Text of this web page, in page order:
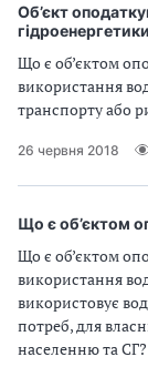
Об’єкт
Що є об’єктом
використання
транспорту або
26 червня 2018
Що є об’єктом
Що є об’єктом
використання
використовує
потреб, для
населенню та СГ?